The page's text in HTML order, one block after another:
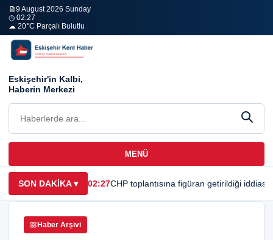
9 August 2026 Sunday
◷ 02:27
☁ 20°C Parçalı Bulutlu
Eskişehir'in Kalbi,
Haberin Merkezi
MENÜ
SON DAKİKA▾ 02:27CHP toplantısına figüran getirildiği
Haber Arşivi